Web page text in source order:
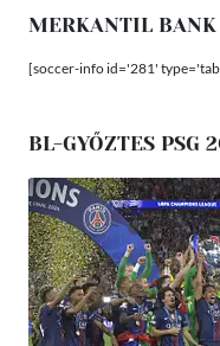
MERKANTIL
[soccer-info id='281'
BL-GYŐZTES PSG